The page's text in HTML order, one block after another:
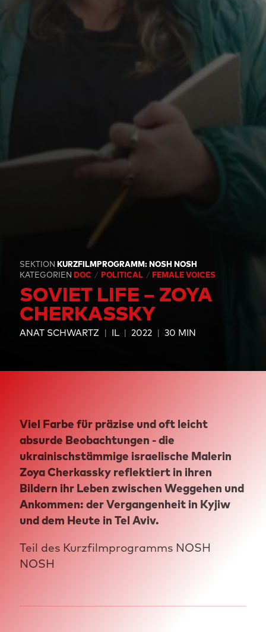
SEKTION KURZFILMPROGRAMM: NOSH NOSH
KATEGORIEN DOC POLITICAL FEMALE VOICES
SOVIET LIFE – ZOYA
CHERKASSKY
ANAT SCHWARTZ IL 2022 30 MIN
Viel Farbe für präzise und oft leicht
absurde Beobachtungen - die
ukrainischstämmige israelische Malerin
Zoya Cherkassky reflektiert in ihren
Bildern ihr Leben zwischen Weggehen und
Ankommen: der Vergangenheit in Kyjiw
und dem Heute in Tel Aviv.
Teil des Kurzfilmprogramms NOSH
NOSH